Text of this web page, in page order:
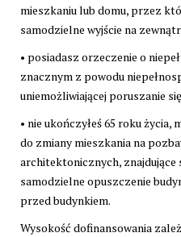
mieszkaniu lub domu, przez
samodzielne wyjście na
• posiadasz orzeczenie o
znacznym z powodu
uniemożliwiającej poruszanie
• nie ukończyłeś 65 roku
do zmiany mieszkania na
architektonicznych, znajdujące
samodzielne opuszczenie
przed budynkiem.
Wysokość dofinansowania